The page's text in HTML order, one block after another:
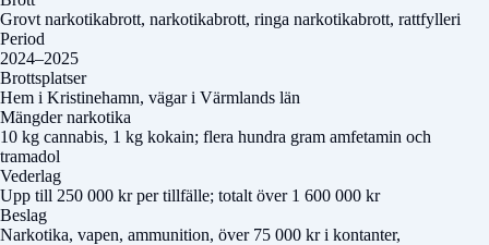
Grovt narkotikabrott, narkotikabrott, ringa narkotikabrott, rattfylleri
Period
2024–2025
Brottsplatser
Hem i Kristinehamn, vägar i Värmlands län
Mängder narkotika
10 kg cannabis, 1 kg kokain; flera hundra gram amfetamin och
tramadol
Vederlag
Upp till 250 000 kr per tillfälle; totalt över 1 600 000 kr
Beslag
Narkotika, vapen, ammunition, över 75 000 kr i kontanter,